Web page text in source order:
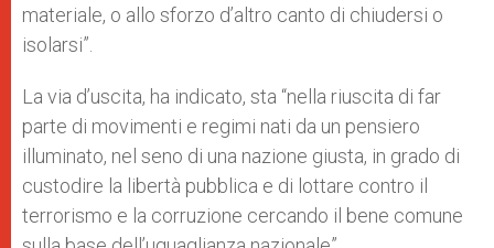
materiale, o allo sforzo d’altro canto di chiudersi o
isolarsi”.
La via d’uscita, ha indicato, sta “nella riuscita di far
parte di movimenti e regimi nati da un pensiero
illuminato, nel seno di una nazione giusta, in grado di
custodire la libertà pubblica e di lottare contro il
terrorismo e la corruzione cercando il bene comune